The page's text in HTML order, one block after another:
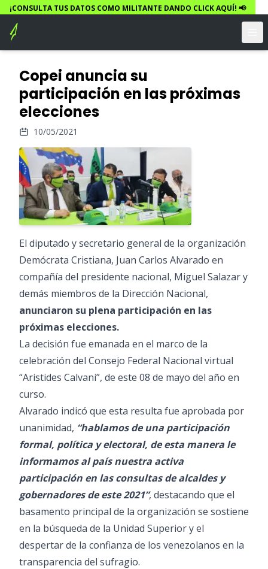
¡CONSULTA TUS DATOS COMO MILITANTE DANDO CLICK AQUÍ! 📢
Copei anuncia su
participación en las próximas
elecciones
10/05/2021
El diputado y secretario general de la organización
Demócrata Cristiana, Juan Carlos Alvarado en
compañía del presidente nacional, Miguel Salazar y
demás miembros de la Dirección Nacional,
anunciaron su plena participación en las
próximas elecciones.
La decisión fue emanada en el marco de la
celebración del Consejo Federal Nacional virtual
“Aristides Calvani”, de este 08 de mayo del año en
curso.
Alvarado indicó que esta resulta fue aprobada por
unanimidad, “hablamos de una participación
formal, política y electoral, de esta manera le
informamos al país nuestra activa
participación en las consultas de alcaldes y
gobernadores de este 2021”, destacando que el
basamento principal de la organización se sostiene
en la búsqueda de la Unidad Superior y el
despertar de la confianza de los venezolanos en la
transparencia del sufragio.